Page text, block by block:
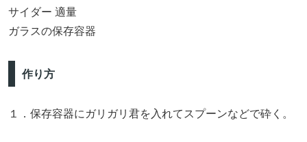
サイダー 適量
ガラスの保存容器
作り方
１．保存容器にガリガリ君を入れてスプーンなどで砕く。